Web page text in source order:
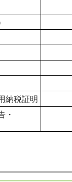
納税証明
・